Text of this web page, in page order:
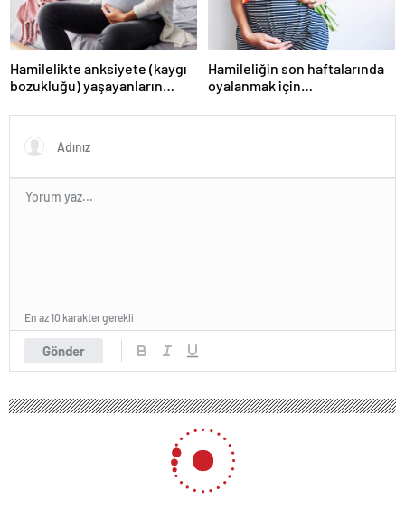
Hamilelikte anksiyete (kaygı
bozukluğu) yaşayanların
Hamileliğin son haftalarında
oyalanmak için…
Gönder
En az 10 karakter gerekli